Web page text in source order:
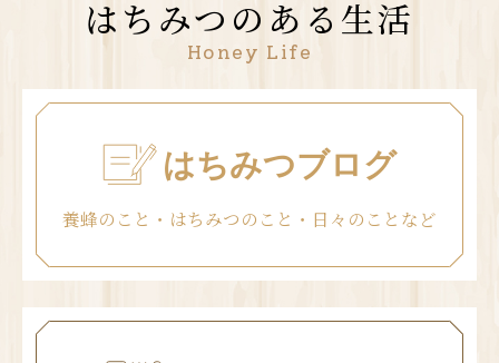
はちみつのある生活
Honey Life
はちみつブログ
養蜂のこと・はちみつのこと・日々のことなど